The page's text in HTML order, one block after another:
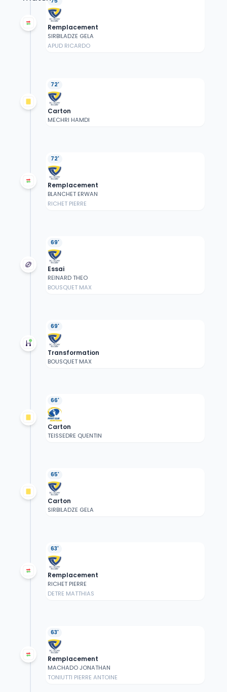
Remplacement
SIRBILADZE GELA
APUD RICARDO
72'
Carton
MECHRI HAMDI
72'
Remplacement
BLANCHET ERWAN
RICHET PIERRE
69'
Essai
REINARD THEO
BOUSQUET MAX
69'
Transformation
BOUSQUET MAX
66'
Carton
TEISSEDRE QUENTIN
65'
Carton
SIRBILADZE GELA
63'
Remplacement
RICHET PIERRE
DETRE MATTHIAS
63'
Remplacement
MACHADO JONATHAN
TONIUTTI PIERRE ANTOINE